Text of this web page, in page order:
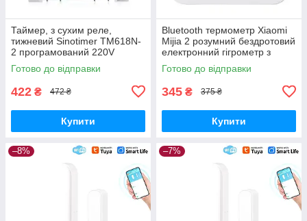
Таймер, з сухим реле,
тижневий Sinotimer TM618N-
2 програмований 220V
Готово до відправки
422 ₴ 472 ₴
Купити
Bluetooth термометр Xiaomi
Mijia 2 розумний бездротовий
електронний гігрометр з
сенсором вологості
Готово до відправки
345 ₴ 375 ₴
Купити
–8% –7%